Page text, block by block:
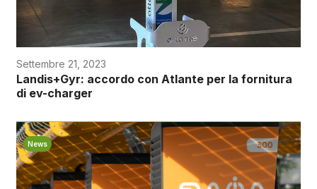
Settembre 21, 2023
Landis+Gyr: accordo con Atlante per la fornitura
di ev-charger
News